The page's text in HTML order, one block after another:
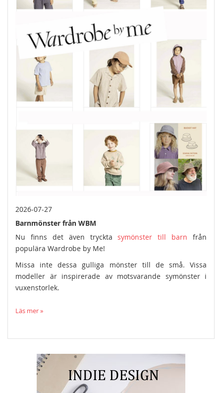
2026-07-27
Barnmönster från WBM
Nu finns det även trycktasymönster till barn från
populära Wardrobe by Me!
Missa inte dessa gulliga mönster till de små. Vissa
modeller är inspirerade av motsvarande symönster i
vuxenstorlek.
Läs mer »